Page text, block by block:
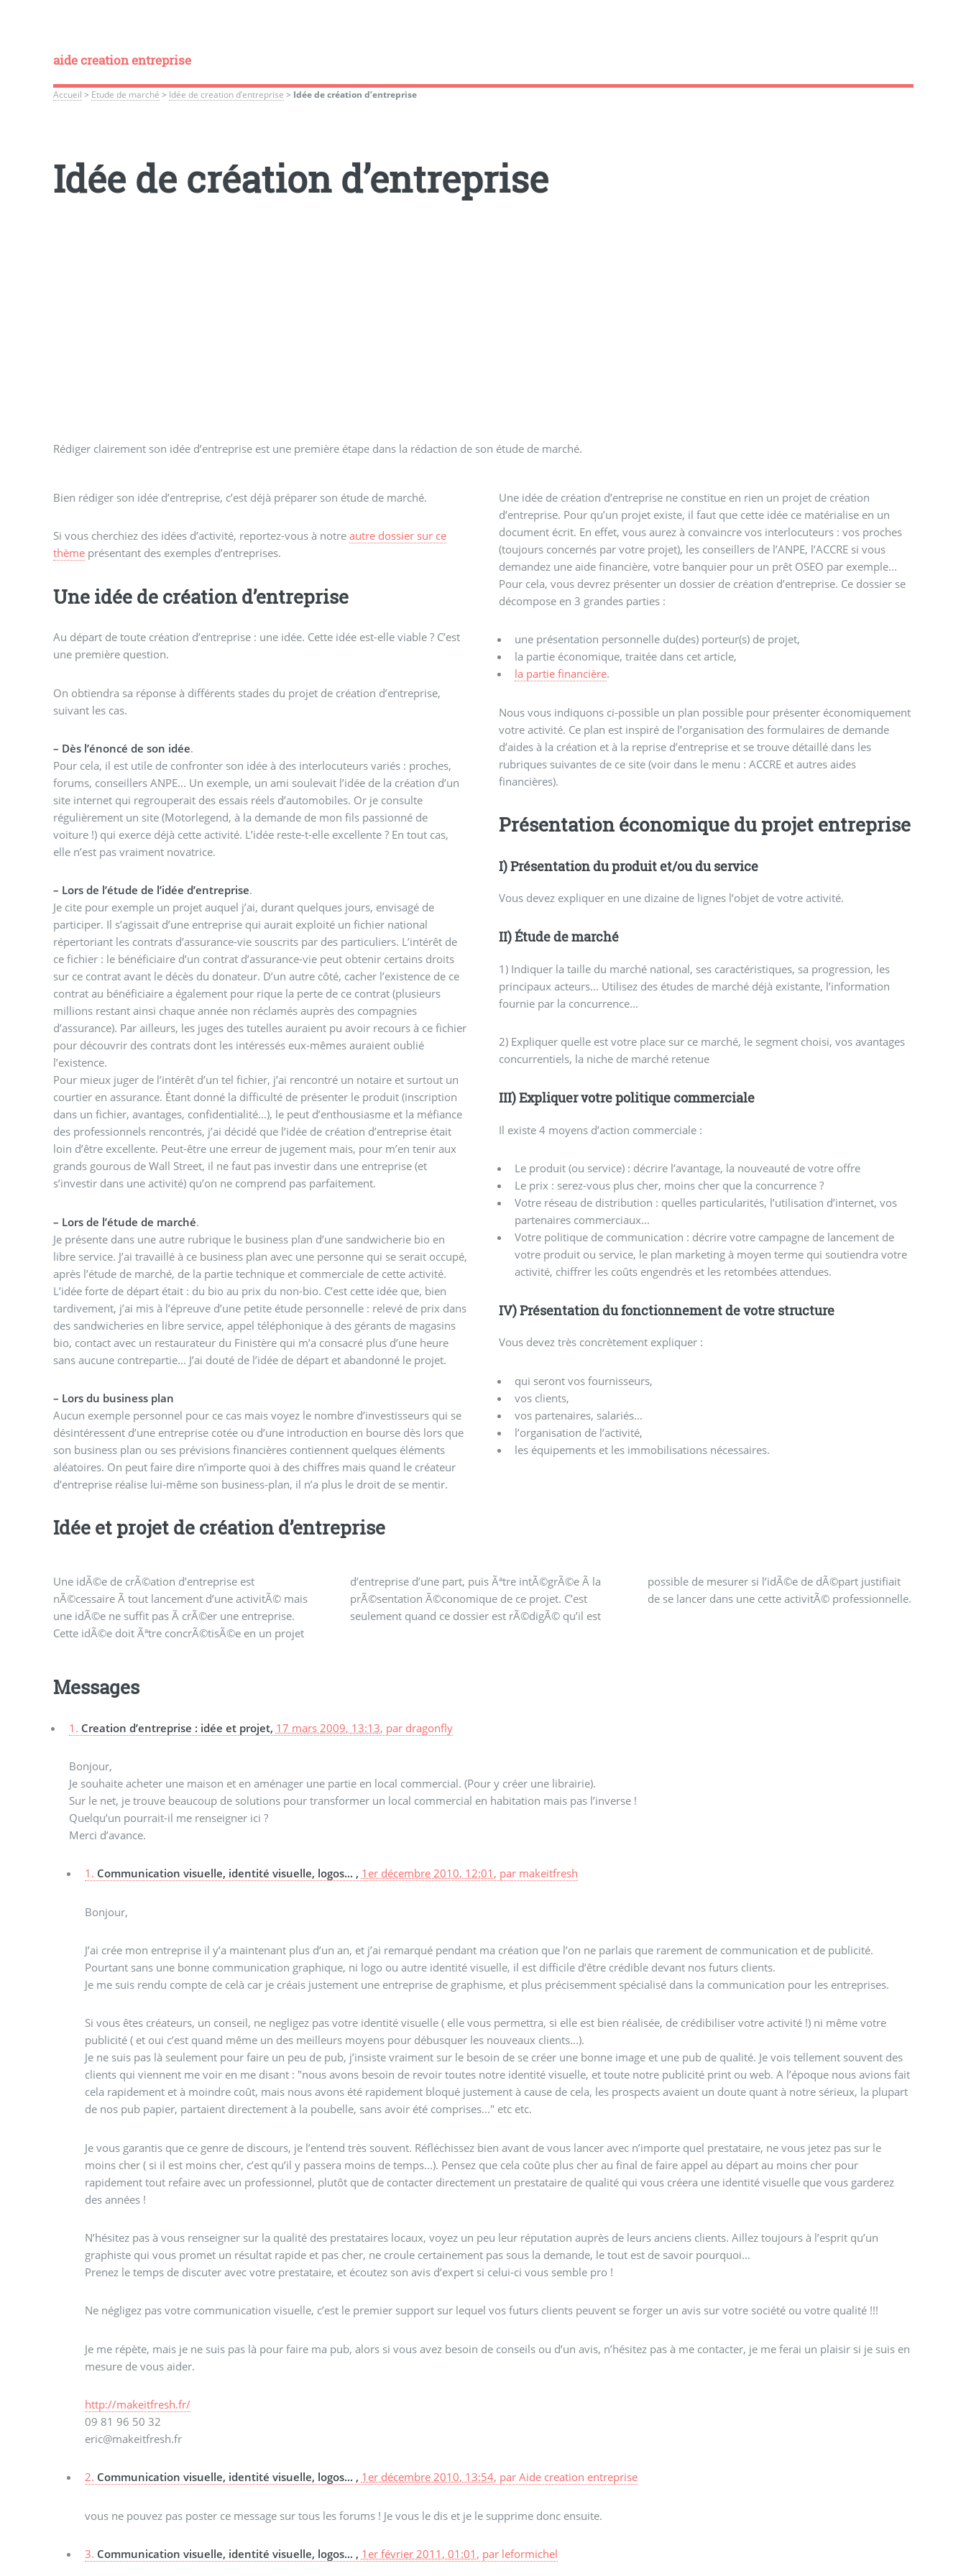
aide creation entreprise
Accueil > Etude de marché > Idée de creation d’entreprise > Idée de création d’entreprise
Idée de création d’entreprise
Rédiger clairement son idée d’entreprise est une première étape dans la rédaction de son étude de marché.
Bien rédiger son idée d’entreprise, c’est déjà préparer son étude de marché.
Si vous cherchiez des idées d’activité, reportez-vous à notre autre dossier sur ce
thèmeprésentant des exemples d’entreprises.
Une idée de création d’entreprise
Au départ de toute création d’entreprise : une idée. Cette idée est-elle viable ? C’est
une première question.
On obtiendra sa réponse à différents stades du projet de création d’entreprise,
suivant les cas.
– Dès l’énoncé de son idée.
Pour cela, il est utile de confronter son idée à des interlocuteurs variés : proches,
forums, conseillers ANPE... Un exemple, un ami soulevait l’idée de la création d’un
site internet qui regrouperait des essais réels d’automobiles. Or je consulte
régulièrement un site (Motorlegend, à la demande de mon fils passionné de
voiture !) qui exerce déjà cette activité. L’idée reste-t-elle excellente ? En tout cas,
elle n’est pas vraiment novatrice.
– Lors de l’étude de l’idée d’entreprise.
Je cite pour exemple un projet auquel j’ai, durant quelques jours, envisagé de
participer. Il s’agissait d’une entreprise qui aurait exploité un fichier national
répertoriant les contrats d’assurance-vie souscrits par des particuliers. L’intérêt de
ce fichier : le bénéficiaire d’un contrat d’assurance-vie peut obtenir certains droits
sur ce contrat avant le décès du donateur. D’un autre côté, cacher l’existence de ce
contrat au bénéficiaire a également pour rique la perte de ce contrat (plusieurs
millions restant ainsi chaque année non réclamés auprès des compagnies
d’assurance). Par ailleurs, les juges des tutelles auraient pu avoir recours à ce fichier
pour découvrir des contrats dont les intéressés eux-mêmes auraient oublié
l’existence.
Pour mieux juger de l’intérêt d’un tel fichier, j’ai rencontré un notaire et surtout un
courtier en assurance. Étant donné la difficulté de présenter le produit (inscription
dans un fichier, avantages, confidentialité...), le peut d’enthousiasme et la méfiance
des professionnels rencontrés, j’ai décidé que l’idée de création d’entreprise était
loin d’être excellente. Peut-être une erreur de jugement mais, pour m’en tenir aux
grands gourous de Wall Street, il ne faut pas investir dans une entreprise (et
s’investir dans une activité) qu’on ne comprend pas parfaitement.
– Lors de l’étude de marché.
Je présente dans une autre rubrique le business plan d’une sandwicherie bio en
libre service. J’ai travaillé à ce business plan avec une personne qui se serait occupé,
après l’étude de marché, de la partie technique et commerciale de cette activité.
L’idée forte de départ était : du bio au prix du non-bio. C’est cette idée que, bien
tardivement, j’ai mis à l’épreuve d’une petite étude personnelle : relevé de prix dans
des sandwicheries en libre service, appel téléphonique à des gérants de magasins
bio, contact avec un restaurateur du Finistère qui m’a consacré plus d’une heure
sans aucune contrepartie... J’ai douté de l’idée de départ et abandonné le projet.
– Lors du business plan
Aucun exemple personnel pour ce cas mais voyez le nombre d’investisseurs qui se
désintéressent d’une entreprise cotée ou d’une introduction en bourse dès lors que
son business plan ou ses prévisions financières contiennent quelques éléments
aléatoires. On peut faire dire n’importe quoi à des chiffres mais quand le créateur
d’entreprise réalise lui-même son business-plan, il n’a plus le droit de se mentir.
Idée et projet de création d’entreprise
Une idée de création d’entreprise ne constitue en rien un projet de création
d’entreprise. Pour qu’un projet existe, il faut que cette idée ce matérialise en un
document écrit. En effet, vous aurez à convaincre vos interlocuteurs : vos proches
(toujours concernés par votre projet), les conseillers de l’ANPE, l’ACCRE si vous
demandez une aide financière, votre banquier pour un prêt OSEO par exemple...
Pour cela, vous devrez présenter un dossier de création d’entreprise. Ce dossier se
décompose en 3 grandes parties :
une présentation personnelle du(des) porteur(s) de projet,
la partie économique, traitée dans cet article,
la partie financière.
Nous vous indiquons ci-possible un plan possible pour présenter économiquement
votre activité. Ce plan est inspiré de l’organisation des formulaires de demande
d’aides à la création et à la reprise d’entreprise et se trouve détaillé dans les
rubriques suivantes de ce site (voir dans le menu : ACCRE et autres aides
financières).
Présentation économique du projet entreprise
I) Présentation du produit et/ou du service
Vous devez expliquer en une dizaine de lignes l’objet de votre activité.
II) Étude de marché
1) Indiquer la taille du marché national, ses caractéristiques, sa progression, les
principaux acteurs... Utilisez des études de marché déjà existante, l’information
fournie par la concurrence...
2) Expliquer quelle est votre place sur ce marché, le segment choisi, vos avantages
concurrentiels, la niche de marché retenue
III) Expliquer votre politique commerciale
Il existe 4 moyens d’action commerciale :
Le produit (ou service) : décrire l’avantage, la nouveauté de votre offre
Le prix : serez-vous plus cher, moins cher que la concurrence ?
Votre réseau de distribution : quelles particularités, l’utilisation d’internet, vos
partenaires commerciaux...
Votre politique de communication : décrire votre campagne de lancement de
votre produit ou service, le plan marketing à moyen terme qui soutiendra votre
activité, chiffrer les coûts engendrés et les retombées attendues.
IV) Présentation du fonctionnement de votre structure
Vous devez très concrètement expliquer :
qui seront vos fournisseurs,
vos clients,
vos partenaires, salariés...
l’organisation de l’activité,
les équipements et les immobilisations nécessaires.
Une idÃ©e de crÃ©ation d’entreprise est
nÃ©cessaire Ã tout lancement d’une activitÃ© mais
une idÃ©e ne suffit pas Ã crÃ©er une entreprise.
Cette idÃ©e doit Ãªtre concrÃ©tisÃ©e en un projet
d’entreprise d’une part, puis Ãªtre intÃ©grÃ©e Ã la
prÃ©sentation Ã©conomique de ce projet. C’est
seulement quand ce dossier est rÃ©digÃ© qu’il est
possible de mesurer si l’idÃ©e de dÃ©part justifiait
de se lancer dans une cette activitÃ© professionnelle.
Messages
1. Creation d’entreprise : idée et projet, 17 mars 2009, 13:13, par dragonfly
Bonjour,
Je souhaite acheter une maison et en aménager une partie en local commercial. (Pour y créer une librairie).
Sur le net, je trouve beaucoup de solutions pour transformer un local commercial en habitation mais pas l’inverse !
Quelqu’un pourrait-il me renseigner ici ?
Merci d’avance.
1. Communication visuelle, identité visuelle, logos... , 1er décembre 2010, 12:01 , par makeitfresh
Bonjour,
J’ai crée mon entreprise il y’a maintenant plus d’un an, et j’ai remarqué pendant ma création que l’on ne parlais que rarement de communication et de publicité.
Pourtant sans une bonne communication graphique, ni logo ou autre identité visuelle, il est difficile d’être crédible devant nos futurs clients.
Je me suis rendu compte de celà car je créais justement une entreprise de graphisme, et plus précisemment spécialisé dans la communication pour les entreprises.
Si vous êtes créateurs, un conseil, ne negligez pas votre identité visuelle ( elle vous permettra, si elle est bien réalisée, de crédibiliser votre activité !) ni même votre
publicité ( et oui c’est quand même un des meilleurs moyens pour débusquer les nouveaux clients...).
Je ne suis pas là seulement pour faire un peu de pub, j’insiste vraiment sur le besoin de se créer une bonne image et une pub de qualité. Je vois tellement souvent des
clients qui viennent me voir en me disant : "nous avons besoin de revoir toutes notre identité visuelle, et toute notre publicité print ou web. A l’époque nous avions fait
cela rapidement et à moindre coût, mais nous avons été rapidement bloqué justement à cause de cela, les prospects avaient un doute quant à notre sérieux, la plupart
de nos pub papier, partaient directement à la poubelle, sans avoir été comprises..." etc etc.
Je vous garantis que ce genre de discours, je l’entend très souvent. Réfléchissez bien avant de vous lancer avec n’importe quel prestataire, ne vous jetez pas sur le
moins cher ( si il est moins cher, c’est qu’il y passera moins de temps...). Pensez que cela coûte plus cher au final de faire appel au départ au moins cher pour
rapidement tout refaire avec un professionnel, plutôt que de contacter directement un prestataire de qualité qui vous créera une identité visuelle que vous garderez
des années !
N’hésitez pas à vous renseigner sur la qualité des prestataires locaux, voyez un peu leur réputation auprès de leurs anciens clients. Aillez toujours à l’esprit qu’un
graphiste qui vous promet un résultat rapide et pas cher, ne croule certainement pas sous la demande, le tout est de savoir pourquoi...
Prenez le temps de discuter avec votre prestataire, et écoutez son avis d’expert si celui-ci vous semble pro !
Ne négligez pas votre communication visuelle, c’est le premier support sur lequel vos futurs clients peuvent se forger un avis sur votre société ou votre qualité !!!
Je me répète, mais je ne suis pas là pour faire ma pub, alors si vous avez besoin de conseils ou d’un avis, n’hésitez pas à me contacter, je me ferai un plaisir si je suis en
mesure de vous aider.
http://makeitfresh.fr/
09 81 96 50 32
eric@makeitfresh.fr
2. Communication visuelle, identité visuelle, logos... , 1er décembre 2010, 13:54, par Aide creation entreprise
vous ne pouvez pas poster ce message sur tous les forums ! Je vous le dis et je le supprime donc ensuite.
3. Communication visuelle, identité visuelle, logos... , 1er février 2011, 01:01 , par leformichel